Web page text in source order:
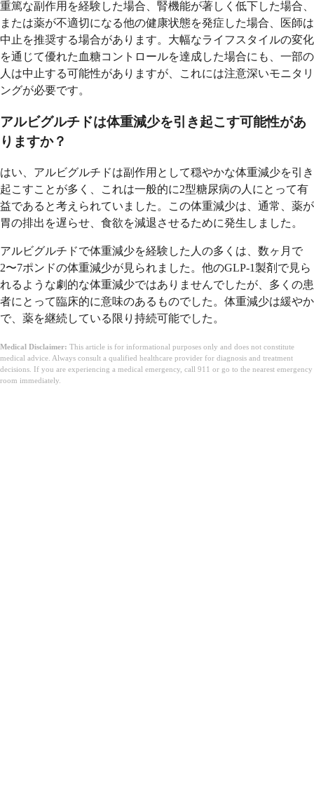
重篤な副作用を経験した場合、腎機能が著しく低下した場合、
または薬が不適切になる他の健康状態を発症した場合、医師は
中止を推奨する場合があります。大幅なライフスタイルの変化
を通じて優れた血糖コントロールを達成した場合にも、一部の
人は中止する可能性がありますが、これには注意深いモニタリ
ングが必要です。
アルビグルチドは体重減少を引き起こす可能性があ
りますか？
はい、アルビグルチドは副作用として穏やかな体重減少を引き
起こすことが多く、これは一般的に2型糖尿病の人にとって有
益であると考えられていました。この体重減少は、通常、薬が
胃の排出を遅らせ、食欲を減退させるために発生しました。
アルビグルチドで体重減少を経験した人の多くは、数ヶ月で
2〜7ポンドの体重減少が見られました。他のGLP-1製剤で見ら
れるような劇的な体重減少ではありませんでしたが、多くの患
者にとって臨床的に意味のあるものでした。体重減少は緩やか
で、薬を継続している限り持続可能でした。
Medical Disclaimer: This article is for informational purposes only and does not constitute
medical advice. Always consult a qualified healthcare provider for diagnosis and treatment
decisions. If you are experiencing a medical emergency, call 911 or go to the nearest emergency
room immediately.